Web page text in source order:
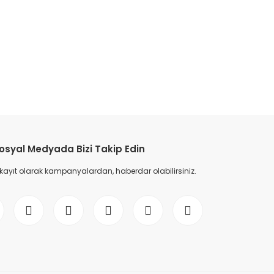
Medyada Bizi Takip Edin
olarak kampanyalardan, haberdar olabilirsiniz.